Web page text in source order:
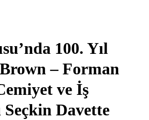
100. Yıl
– Forman
ve İş
Seçkin Davette